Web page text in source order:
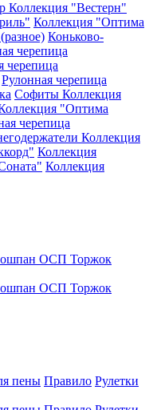
Коллекция "Вестерн"
Коллекция "Оптима
Коньково-
черепица
черепица
Рулонная черепица
Софиты Коллекция
"Оптима
черепица
Коллекция
Коллекция
Коллекция
ОСП Торжок
ОСП Торжок
пены Правило Рулетки